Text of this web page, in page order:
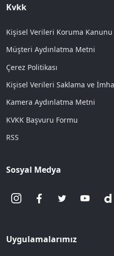
Kvkk
Kişisel Verileri Koruma Kanunu
Müşteri Aydınlatma Metni
Çerez Politikası
Kişisel Verileri Saklama ve
Kamera Aydınlatma Metni
KVKK Başvuru Formu
RSS
Sosyal Medya
Uygulamalarımız